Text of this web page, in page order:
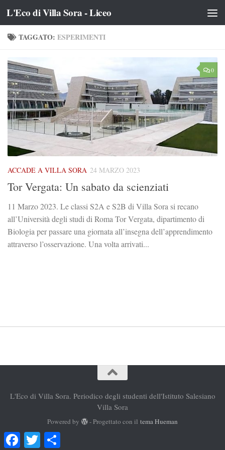
Salta al contenuto
L'Eco di Villa Sora - Liceo
TAGGATO: ESPERIMENTI
0
ACCADE A VILLA SORA 24 MARZO 2023
Tor Vergata: Un sabato da scienziati
11 Marzo 2023. Le classi S2A e S2B di Villa Sora si recano
all’Università degli studi di Roma Tor Vergata, dipartimento di
Biologia per passare una giornata all’insegna dell’apprendimento
attraverso l’osservazione. Una volta arrivati...
L'Eco di Villa Sora. Periodico degli studenti dell'Istituto Salesiano
Villa Sora
Powered by - Progettato con iltema Hueman
FacebookTwitter